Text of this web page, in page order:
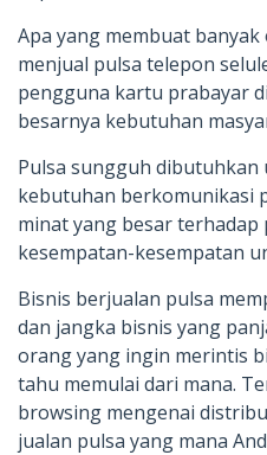
Apa yang membuat
menjual pulsa telepon
pengguna kartu prabayar
besarnya kebutuhan
Pulsa sungguh dibutuhkan
kebutuhan berkomunikasi
minat yang besar terhadap
kesempatan-kesempatan
Bisnis berjualan pulsa
dan jangka bisnis yang
orang yang ingin merintis
tahu memulai dari mana.
browsing mengenai
jualan pulsa yang mana